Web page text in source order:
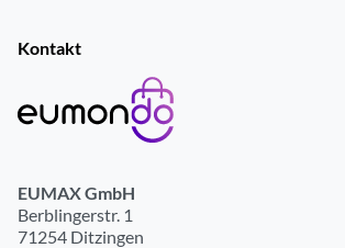
Kontakt
EUMAX GmbH
Berblingerstr. 1
71254 Ditzingen